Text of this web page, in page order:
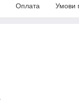
Оплата Умови